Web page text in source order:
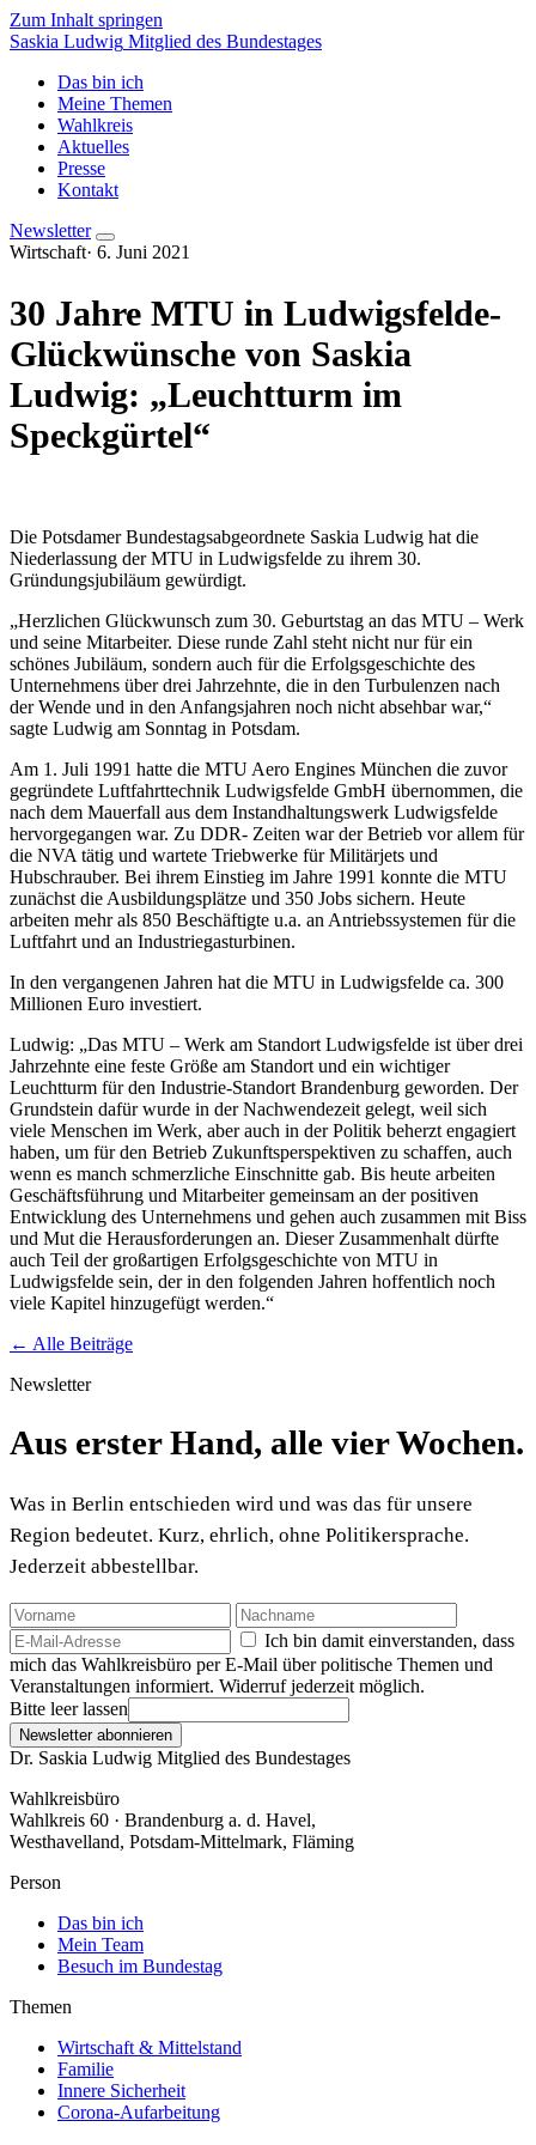
Zum Inhalt springen
Saskia Ludwig Mitglied des Bundestages
Das bin ich
Meine Themen
Wahlkreis
Aktuelles
Presse
Kontakt
Newsletter
Wirtschaft· 6. Juni 2021
30 Jahre MTU in Ludwigsfelde-
Glückwünsche von Saskia
Ludwig: „Leuchtturm im
Speckgürtel“
Die Potsdamer Bundestagsabgeordnete Saskia Ludwig hat die
Niederlassung der MTU in Ludwigsfelde zu ihrem 30.
Gründungsjubiläum gewürdigt.
„Herzlichen Glückwunsch zum 30. Geburtstag an das MTU – Werk
und seine Mitarbeiter. Diese runde Zahl steht nicht nur für ein
schönes Jubiläum, sondern auch für die Erfolgsgeschichte des
Unternehmens über drei Jahrzehnte, die in den Turbulenzen nach
der Wende und in den Anfangsjahren noch nicht absehbar war,“
sagte Ludwig am Sonntag in Potsdam.
Am 1. Juli 1991 hatte die MTU Aero Engines München die zuvor
gegründete Luftfahrttechnik Ludwigsfelde GmbH übernommen, die
nach dem Mauerfall aus dem Instandhaltungswerk Ludwigsfelde
hervorgegangen war. Zu DDR- Zeiten war der Betrieb vor allem für
die NVA tätig und wartete Triebwerke für Militärjets und
Hubschrauber. Bei ihrem Einstieg im Jahre 1991 konnte die MTU
zunächst die Ausbildungsplätze und 350 Jobs sichern. Heute
arbeiten mehr als 850 Beschäftigte u.a. an Antriebssystemen für die
Luftfahrt und an Industriegasturbinen.
In den vergangenen Jahren hat die MTU in Ludwigsfelde ca. 300
Millionen Euro investiert.
Ludwig: „Das MTU – Werk am Standort Ludwigsfelde ist über drei
Jahrzehnte eine feste Größe am Standort und ein wichtiger
Leuchtturm für den Industrie-Standort Brandenburg geworden. Der
Grundstein dafür wurde in der Nachwendezeit gelegt, weil sich
viele Menschen im Werk, aber auch in der Politik beherzt engagiert
haben, um für den Betrieb Zukunftsperspektiven zu schaffen, auch
wenn es manch schmerzliche Einschnitte gab. Bis heute arbeiten
Geschäftsführung und Mitarbeiter gemeinsam an der positiven
Entwicklung des Unternehmens und gehen auch zusammen mit Biss
und Mut die Herausforderungen an. Dieser Zusammenhalt dürfte
auch Teil der großartigen Erfolgsgeschichte von MTU in
Ludwigsfelde sein, der in den folgenden Jahren hoffentlich noch
viele Kapitel hinzugefügt werden.“
← Alle Beiträge
Newsletter
Aus erster Hand, alle vier Wochen.
Was in Berlin entschieden wird und was das für unsere
Region bedeutet. Kurz, ehrlich, ohne Politikersprache.
Jederzeit abbestellbar.
Ich bin damit einverstanden, dass
mich das Wahlkreisbüro per E-Mail über politische Themen und
Veranstaltungen informiert. Widerruf jederzeit möglich.
Bitte leer lassen
Newsletter abonnieren
Dr. Saskia Ludwig Mitglied des Bundestages
Wahlkreisbüro
Wahlkreis 60 · Brandenburg a. d. Havel,
Westhavelland, Potsdam-Mittelmark, Fläming
Person
Das bin ich
Mein Team
Besuch im Bundestag
Themen
Wirtschaft & Mittelstand
Familie
Innere Sicherheit
Corona-Aufarbeitung